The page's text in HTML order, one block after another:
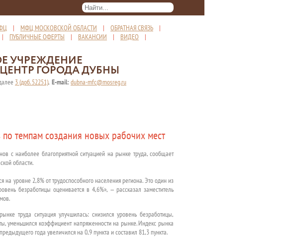
| МФЦ МОСКОВСКОЙ ОБЛАСТИ | ОБРАТНАЯ СВЯЗЬ |
| ПУБЛИЧНЫЕ ОФЕРТЫ | ВАКАНСИИ | ВИДЕО |
УЧРЕЖДЕНИЕ
ГОРОДА ДУБНЫ
3 (доб. 52251), E-mail: dubna-mfc@mosreg.ru
темпам создания новых рабочих мест
с наиболее благоприятной ситуацией на рынке труда, сообщает
области.
уровне 2,8% от трудоспособного населения региона. Это один из
безработицы оценивается в 4,6%», — рассказал заместитель
труда ситуация улучшилась: снизился уровень безработицы,
уменьшился коэффициент напряженности на рынке. Индекс рынка
года увеличился на 0,9 пункта и составил 81,3 пункта.